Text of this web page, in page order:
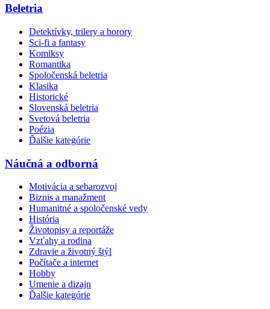
Beletria
Detektívky, trilery a horory
Sci-fi a fantasy
Komiksy
Romantika
Spoločenská beletria
Klasika
Historické
Slovenská beletria
Svetová beletria
Poézia
Ďalšie kategórie
Náučná a odborná
Motivácia a sebarozvoj
Biznis a manažment
Humanitné a spoločenské vedy
História
Životopisy a reportáže
Vzťahy a rodina
Zdravie a životný štýl
Počítače a internet
Hobby
Umenie a dizajn
Ďalšie kategórie